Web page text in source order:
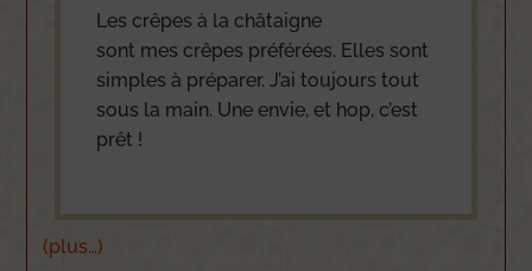
Les crêpes à la châtaigne
sont mes crêpes préférées. Elles sont
simples à préparer. J’ai toujours tout
sous la main. Une envie, et hop, c’est
prêt !
(plus…)